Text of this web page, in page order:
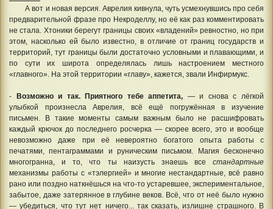
А вот и новая версия. Аврелия кивнула, чуть усмехнувшись про себя
предварительной фразе про Некроделлу, но её как раз комментировать
не стала. Хтоники берегут границы своих «владений» ревностно, но при
этом, насколько ей было известно, в отличие от границ государств и
территорий, тут границы были достаточно условными и плавающими, и
по сути их широта определялась лишь настроением местного
«главного». На этой территории «главу», кажется, звали Инфирмукс.
- Возможно и так. Приятного тебе аппетита, — и снова с лёгкой
улыбкой произнесла Аврелия, всё ещё погружённая в изучение
письмен. В такие моменты самым важным было не расшифровать
каждый крючок до последнего росчерка — скорее всего, это и вообще
невозможно даже при её невероятно богатого опыта работы с
печатями, пентаграммами и руническим письмом. Магия бесконечно
многогранна, и то, что ты наизусть знаешь все стандартные
механизмы работы с «тэлергией» и многие нестандартные, всё равно
рано или поздно наткнёшься на что-то устаревшее, экспериментальное,
забытое, даже затерянное в глубине веков. Всё, что от неё было нужно
— убедиться, что тут нет ничего... так сказать, излишне страшного. В